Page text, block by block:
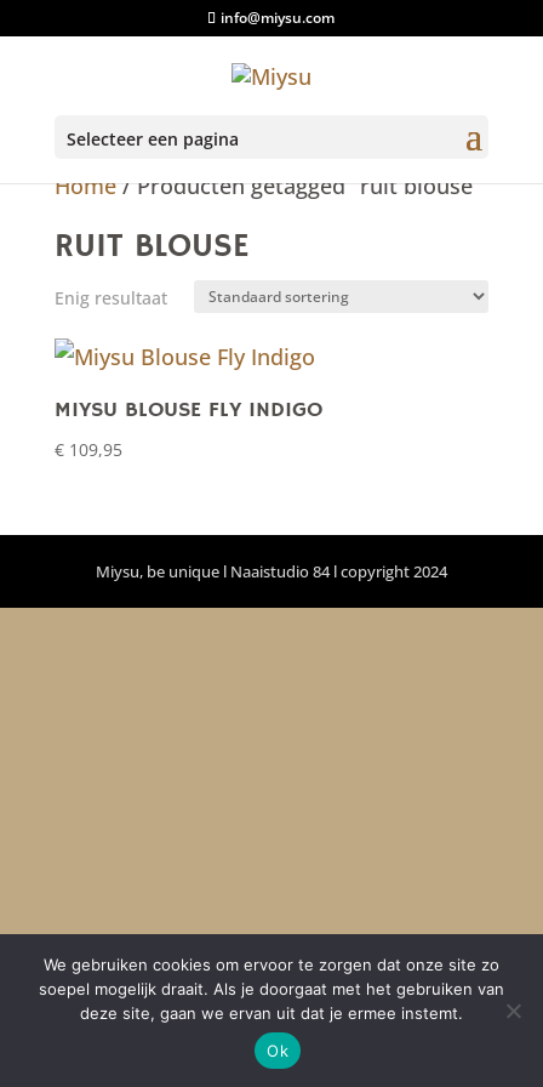
info@miysu.com
Selecteer een pagina
Home/ Producten getagged “ruit blouse”
RUIT BLOUSE
Enig resultaat
MIYSU BLOUSE FLY INDIGO
€109,95
Miysu, be unique l Naaistudio 84 l copyright 2024
We gebruiken cookies om ervoor te zorgen dat onze site zo
soepel mogelijk draait. Als je doorgaat met het gebruiken van
deze site, gaan we ervan uit dat je ermee instemt.
Ok